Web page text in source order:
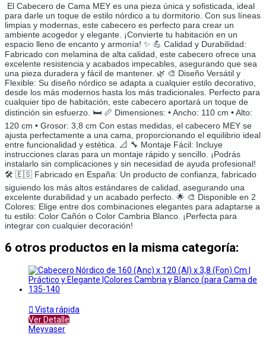
El Cabecero de Cama MEY es una pieza única y sofisticada, ideal
para darle un toque de estilo nórdico a tu dormitorio. Con sus líneas
limpias y modernas, este cabecero es perfecto para crear un
ambiente acogedor y elegante. ¡Convierte tu habitación en un
espacio lleno de encanto y armonía! ✨ 💪 Calidad y Durabilidad:
Fabricado con melamina de alta calidad, este cabecero ofrece una
excelente resistencia y acabados impecables, asegurando que sea
una pieza duradera y fácil de mantener. 🌿 🎨 Diseño Versátil y
Flexible: Su diseño nórdico se adapta a cualquier estilo decorativo,
desde los más modernos hasta los más tradicionales. Perfecto para
cualquier tipo de habitación, este cabecero aportará un toque de
distinción sin esfuerzo. 🛏️ 📏 Dimensiones: • Ancho: 110 cm • Alto:
120 cm • Grosor: 3,8 cm Con estas medidas, el cabecero MEY se
ajusta perfectamente a una cama, proporcionando el equilibrio ideal
entre funcionalidad y estética. 📐 🔧 Montaje Fácil: Incluye
instrucciones claras para un montaje rápido y sencillo. ¡Podrás
instalarlo sin complicaciones y sin necesidad de ayuda profesional!
🛠️ 🇪🇸 Fabricado en España: Un producto de confianza, fabricado
siguiendo los más altos estándares de calidad, asegurando una
excelente durabilidad y un acabado perfecto. 🌟 🎨 Disponible en 2
Colores: Elige entre dos combinaciones elegantes para adaptarse a
tu estilo: Color Cañón o Color Cambria Blanco. ¡Perfecta para
integrar con cualquier decoración!
6 otros productos en la misma categoría:
 Vista rápida
Ver Detalle
Meyvaser